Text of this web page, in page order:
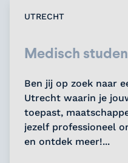
UTRECHT
Medisch
Ben jij op zoek naar
Utrecht waarin je
toepast,
jezelf professioneel
en ontdek meer!...